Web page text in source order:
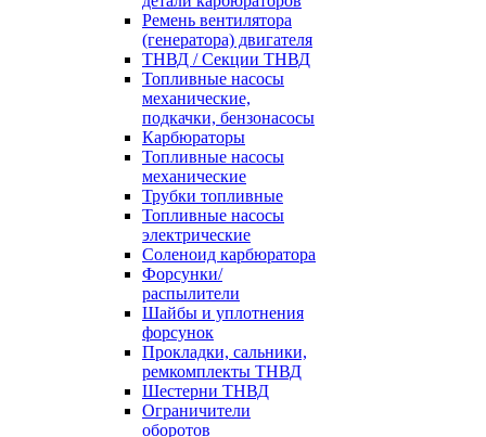
Ремень вентилятора
(генератора) двигателя
ТНВД / Секции ТНВД
Топливные насосы
механические,
подкачки, бензонасосы
Карбюраторы
Топливные насосы
механические
Трубки топливные
Топливные насосы
электрические
Соленоид карбюратора
Форсунки/
распылители
Шайбы и уплотнения
форсунок
Прокладки, сальники,
ремкомплекты ТНВД
Шестерни ТНВД
Ограничители
оборотов